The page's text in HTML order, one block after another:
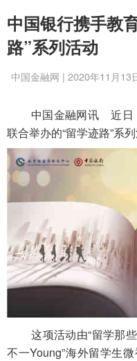
中国银行携手教
路”系列活动
中国金融网 | 2020年11月13
中国金融网讯近日
联合举办的“留学迹路”系
这项活动由“留学那
不一Young”海外留学生